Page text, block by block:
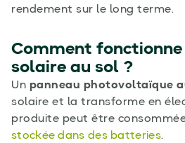
rendement sur le long terme.
Comment fonctionne
solaire au sol ?
Un panneau photovoltaïque
solaire et la transforme en
produite peut être
stockée dans des batteries.